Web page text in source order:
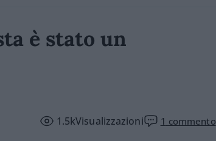
è stato un
1.5kVisualizzazioni 1 commento